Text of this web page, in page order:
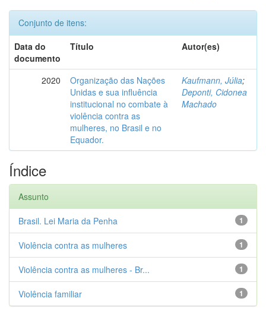
Conjunto de itens:
Data do
documento
Título Autor(es)
2020
Organização das Nações
Unidas e sua influência
institucional no combate à
violência contra as
mulheres, no Brasil e no
Equador.
Kaufmann, Júlia;
Deponti, Cidonea
Machado
Índice
Assunto
1
Brasil. Lei Maria da Penha
1
Violência contra as mulheres
1
Violência contra as mulheres - Br...
1
Violência familiar